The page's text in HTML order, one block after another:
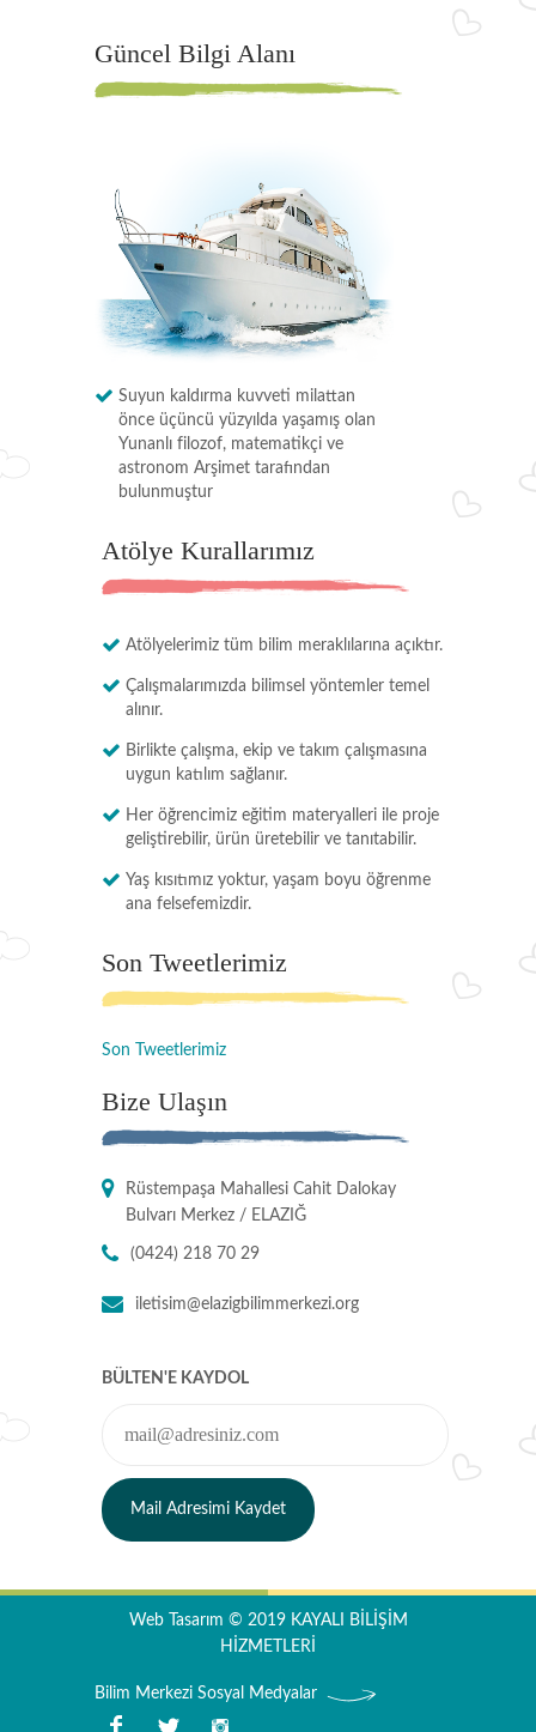
Güncel Bilgi Alanı
Suyun kaldırma kuvveti milattan
önce üçüncü yüzyılda yaşamış olan
Yunanlı filozof, matematikçi ve
astronom Arşimet tarafından
bulunmuştur
Atölye Kurallarımız
Atölyelerimiz tüm bilim meraklılarına açıktır.
Çalışmalarımızda bilimsel yöntemler temel
alınır.
Birlikte çalışma, ekip ve takım çalışmasına
uygun katılım sağlanır.
Her öğrencimiz eğitim materyalleri ile proje
geliştirebilir, ürün üretebilir ve tanıtabilir.
Yaş kısıtımız yoktur, yaşam boyu öğrenme
ana felsefemizdir.
Son Tweetlerimiz
Son Tweetlerimiz
Bize Ulaşın
Rüstempaşa Mahallesi Cahit Dalokay
Bulvarı Merkez / ELAZIĞ
(0424) 218 70 29
iletisim@elazigbilimmerkezi.org
BÜLTEN'E KAYDOL
Web Tasarım © 2019 KAYALI BİLİŞİM
HİZMETLERİ
Bilim Merkezi Sosyal Medyalar